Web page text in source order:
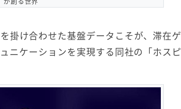
掛け合わせた基盤データこそが、滞在ゲ
ニケーションを実現する同社の「ホスピ